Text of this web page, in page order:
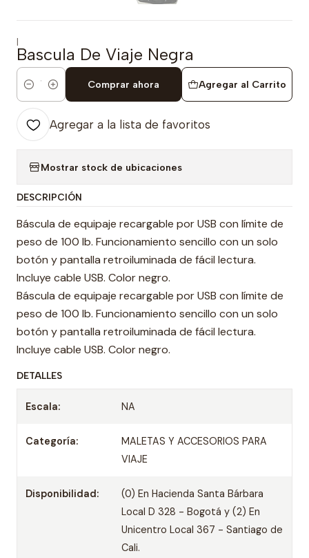
|
Bascula De Viaje Negra
Cantidad
Agregar al Carrito
Comprar ahora
Agregar a la lista de favoritos
Mostrar stock de ubicaciones
DESCRIPCIÓN
Báscula de equipaje recargable por USB con límite de
peso de 100 lb. Funcionamiento sencillo con un solo
botón y pantalla retroiluminada de fácil lectura.
Incluye cable USB. Color negro.
Báscula de equipaje recargable por USB con límite de
peso de 100 lb. Funcionamiento sencillo con un solo
botón y pantalla retroiluminada de fácil lectura.
Incluye cable USB. Color negro.
DETALLES
Escala: NA
Categoría:
MALETAS Y ACCESORIOS PARA
VIAJE
Disponibilidad:
(0) En Hacienda Santa Bárbara
Local D 328 - Bogotá y (2) En
Unicentro Local 367 - Santiago de
Cali.